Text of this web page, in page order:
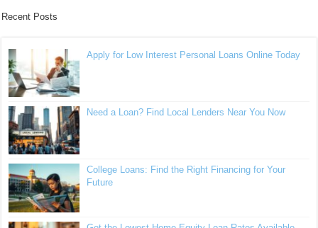
Recent Posts
Apply for Low Interest Personal Loans Online Today
Need a Loan? Find Local Lenders Near You Now
College Loans: Find the Right Financing for Your
Future